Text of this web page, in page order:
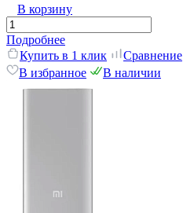
В корзину
Подробнее
Купить в 1 клик
Сравнение
В избранное
В наличии